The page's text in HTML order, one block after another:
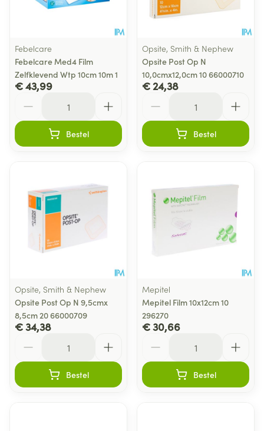
Febelcare
Febelcare Med4 Film
Zelfklevend Wtp 10cm 10m 1
€ 43,99
Bestel
Opsite, Smith & Nephew
Opsite Post Op N
10,0cmx12,0cm 10 66000710
€ 24,38
Bestel
Opsite, Smith & Nephew
Opsite Post Op N 9,5cmx
8,5cm 20 66000709
€ 34,38
Bestel
Mepitel
Mepitel Film 10x12cm 10
296270
€ 30,66
Bestel